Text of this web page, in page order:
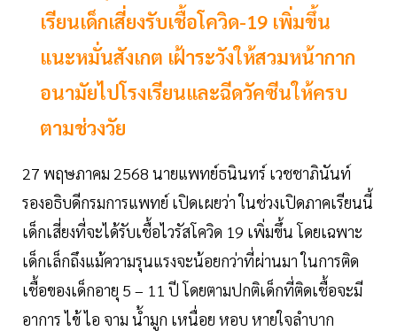
เรียนเด็กเสี่ยงรับเชื้อโควิด-19 เพิ่มขึ้น
แนะหมั่นสังเกต เฝ้าระวังให้สวมหน้ากาก
อนามัยไปโรงเรียนและฉีดวัคซีนให้ครบ
ตามช่วงวัย
27 พฤษภาคม 2568 นายแพทย์ธนินทร์ เวชชาภินันท์
รองอธิบดีกรมการแพทย์ เปิดเผยว่า ในช่วงเปิดภาคเรียนนี้
เด็กเสี่ยงที่จะได้รับเชื้อไวรัสโควิด 19 เพิ่มขึ้น โดยเฉพาะ
เด็กเล็กถึงแม้ความรุนแรงจะน้อยกว่าที่ผ่านมา ในการติด
เชื้อของเด็กอายุ 5 – 11 ปี โดยตามปกติเด็กที่ติดเชื้อจะมี
อาการ ไข้ ไอ จาม น้ำมูก เหนื่อย หอบ หายใจลำบาก